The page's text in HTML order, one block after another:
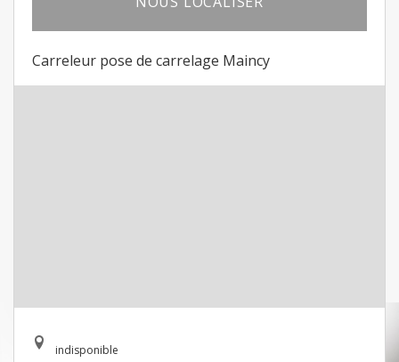
Carreleur pose de carrelage Maincy
indisponible